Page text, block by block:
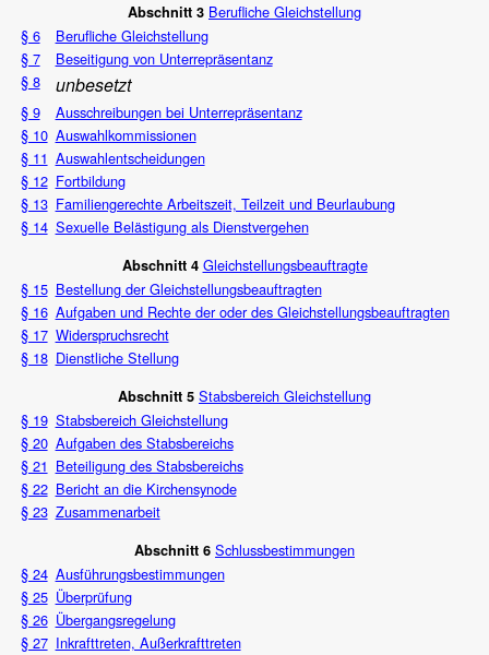
Abschnitt 3 Berufliche Gleichstellung
§ 6
Berufliche Gleichstellung
§ 7
Beseitigung von Unterrepräsentanz
§ 8
unbesetzt
§ 9
Ausschreibungen bei Unterrepräsentanz
§ 10 Auswahlkommissionen
§ 11 Auswahlentscheidungen
§ 12 Fortbildung
§ 13 Familiengerechte Arbeitszeit, Teilzeit und Beurlaubung
§ 14 Sexuelle Belästigung als Dienstvergehen
Abschnitt 4 Gleichstellungsbeauftragte
§ 15 Bestellung der Gleichstellungsbeauftragten
§ 16 Aufgaben und Rechte der oder des Gleichstellungsbeauftragten
§ 17 Widerspruchsrecht
§ 18 Dienstliche Stellung
Abschnitt 5 Stabsbereich Gleichstellung
§ 19 Stabsbereich Gleichstellung
§ 20 Aufgaben des Stabsbereichs
§ 21 Beteiligung des Stabsbereichs
§ 22 Bericht an die Kirchensynode
§ 23 Zusammenarbeit
Abschnitt 6 Schlussbestimmungen
§ 24 Ausführungsbestimmungen
§ 25 Überprüfung
§ 26 Übergangsregelung
§ 27 Inkrafttreten, Außerkrafttreten